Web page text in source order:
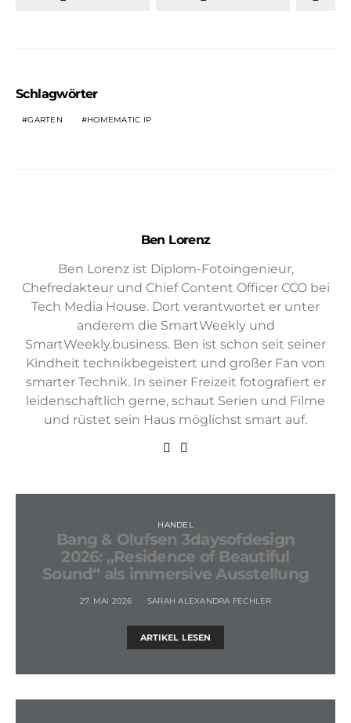
Schlagwörter
GARTEN HOMEMATIC IP
Ben Lorenz
Ben Lorenz ist Diplom-Fotoingenieur,
Chefredakteur und Chief Content Officer CCO bei
Tech Media House. Dort verantwortet er unter
anderem die SmartWeekly und
SmartWeekly.business. Ben ist schon seit seiner
Kindheit technikbegeistert und großer Fan von
smarter Technik. In seiner Freizeit fotografiert er
leidenschaftlich gerne, schaut Serien und Filme
und rüstet sein Haus möglichst smart auf.
HANDEL
Bang & Olufsen 3daysofdesign
2026: „Residence of Beautiful
Sound“ als immersive Ausstellung
27. MAI 2026 SARAH ALEXANDRA FECHLER
ARTIKEL LESEN